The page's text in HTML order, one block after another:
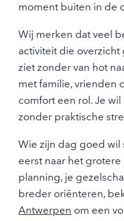
moment buiten in de
Wij merken dat veel
activiteit die overzicht
ziet zonder van hot
met familie, vrienden
comfort een rol. Je
zonder praktische
Wie zijn dag goed wil
eerst naar het
planning, je
breder oriënteren,
Antwerpen om een